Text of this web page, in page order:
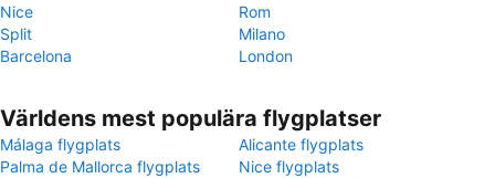
Nice
Rom
Split
Milano
Barcelona
London
Världens mest populära flygplatser
Málaga flygplats
Alicante flygplats
Palma de Mallorca flygplats
Nice flygplats